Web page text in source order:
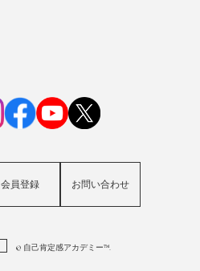
会員登録 お問い合わせ
© 自己肯定感アカデミー™.